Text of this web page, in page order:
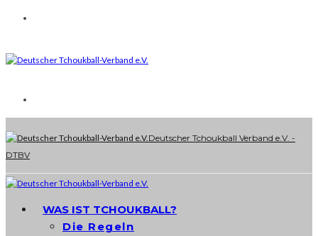
Deutscher Tchoukball Verband e.V. -
DTBV
WAS IST TCHOUKBALL?
Die Regeln